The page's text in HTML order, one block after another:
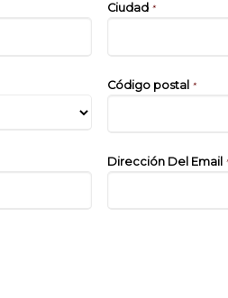
Ciudad *
Código postal *
Dirección Del Email *